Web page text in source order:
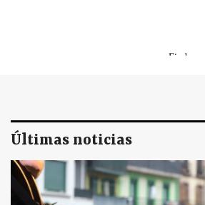
Últimas noticias